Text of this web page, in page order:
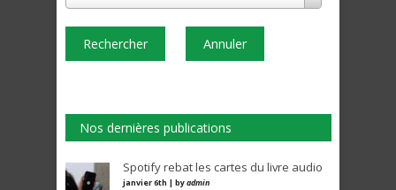
Rechercher Annuler
Nos dernières publications
Spotify rebat les cartes du livre audio
janvier 6th | byadmin